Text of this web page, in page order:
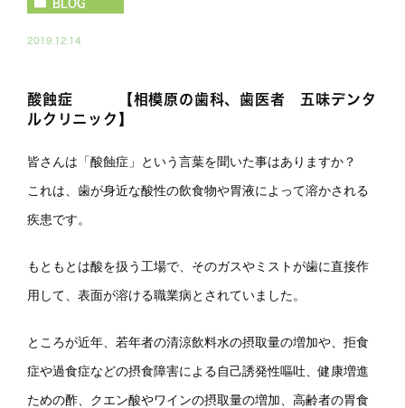
BLOG
2019.12.14
酸蝕症 【相模原の歯科、歯医者 五味デンタ
ルクリニック】
皆さんは「酸蝕症」という言葉を聞いた事はありますか？
これは、歯が身近な酸性の飲食物や胃液によって溶かされる
疾患です。
もともとは酸を扱う工場で、そのガスやミストが歯に直接作
用して、表面が溶ける職業病とされていました。
ところが近年、若年者の清涼飲料水の摂取量の増加や、拒食
症や過食症などの摂食障害による自己誘発性嘔吐、健康増進
ための酢、クエン酸やワインの摂取量の増加、高齢者の胃食